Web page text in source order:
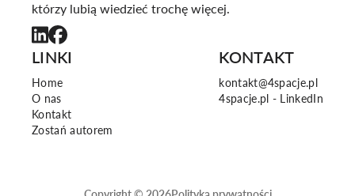
którzy lubią wiedzieć trochę więcej.
LINKI
Home
O nas
Kontakt
Zostań autorem
KONTAKT
kontakt@4spacje.pl
4spacje.pl - LinkedIn